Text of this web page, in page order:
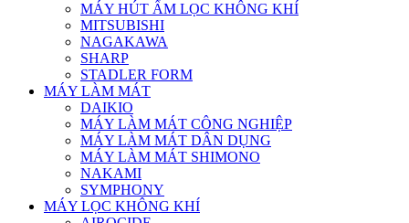
MÁY HÚT ẨM LỌC KHÔNG KHÍ
MITSUBISHI
NAGAKAWA
SHARP
STADLER FORM
MÁY LÀM MÁT
DAIKIO
MÁY LÀM MÁT CÔNG NGHIỆP
MÁY LÀM MÁT DÂN DỤNG
MÁY LÀM MÁT SHIMONO
NAKAMI
SYMPHONY
MÁY LỌC KHÔNG KHÍ